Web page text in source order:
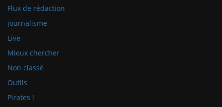
Flux de rédaction
journalisme
Live
Mieux chercher
Non classé
Outils
Pirates !